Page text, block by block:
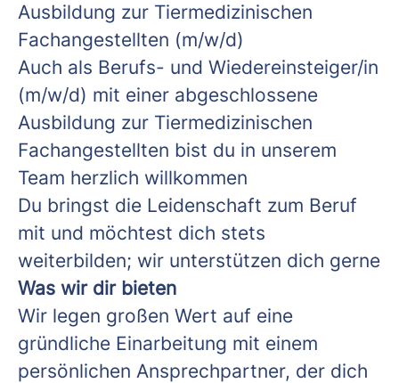
Ausbildung zur Tiermedizinischen
Fachangestellten (m/w/d)
Auch als Berufs- und Wiedereinsteiger/in
(m/w/d) mit einer abgeschlossene
Ausbildung zur Tiermedizinischen
Fachangestellten bist du in unserem
Team herzlich willkommen
Du bringst die Leidenschaft zum Beruf
mit und möchtest dich stets
weiterbilden; wir unterstützen dich gerne
Was wir dir bieten
Wir legen großen Wert auf eine
gründliche Einarbeitung mit einem
persönlichen Ansprechpartner, der dich